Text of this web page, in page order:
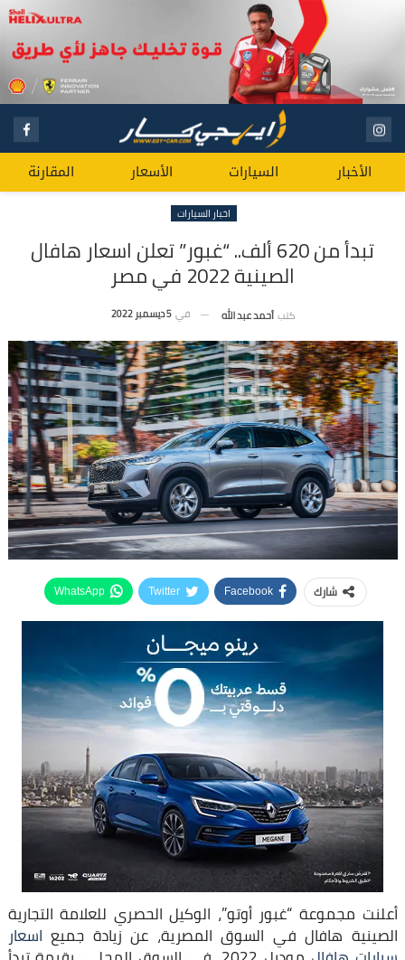
الأخبار السيارات الأسعار المقارنة
اخبار السيارات
تبدأ من 620 ألف.. “غبور” تعلن اسعار هافال
الصينية 2022 في مصر
كتب أحمد عبد الله في 5 ديسمبر 2022
شارك Facebook
Twitter
WhatsApp
أعلنت مجموعة “غبور أوتو”، الوكيل الحصري للعلامة التجارية
الصينية هافال في السوق المصرية، عن زيادة جميع اسعار